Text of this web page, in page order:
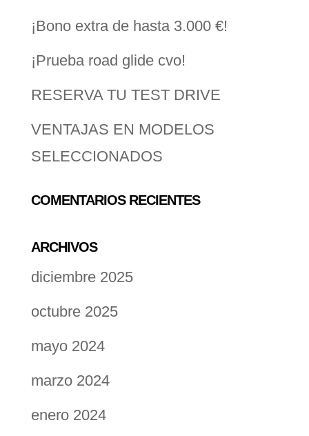
¡Bono extra de hasta 3.000 €!
¡Prueba road glide cvo!
RESERVA TU TEST DRIVE
VENTAJAS EN MODELOS
SELECCIONADOS
COMENTARIOS RECIENTES
ARCHIVOS
diciembre 2025
octubre 2025
mayo 2024
marzo 2024
enero 2024